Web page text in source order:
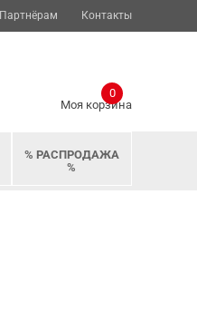
Партнёрам Контакты
Моя корзина
0
% РАСПРОДАЖА
%